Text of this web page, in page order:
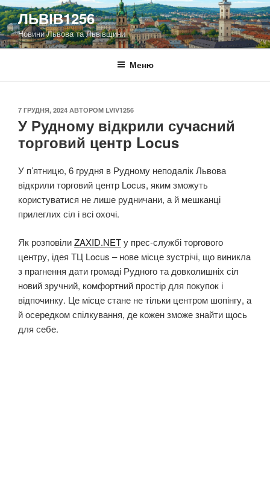
Перейти
до
вмісту
ЛЬВІВ1256
Новини Львова та Львівщини
Меню
ОПУБЛІКОВАНО
7 ГРУДНЯ, 2024 АВТОРОМ LVIV1256
У Рудному відкрили сучасний
торговий центр Locus
У п’ятницю, 6 грудня в Рудному неподалік Львова
відкрили торговий центр Locus, яким зможуть
користуватися не лише рудничани, а й мешканці
прилеглих сіл і всі охочі.
Як розповілиZAXID.NETу прес-службі торгового
центру, ідея ТЦ Locus – нове місце зустрічі, що виникла
з прагнення дати громаді Рудного та довколишніх сіл
новий зручний, комфортний простір для покупок і
відпочинку. Це місце стане не тільки центром шопінгу, а
й осередком спілкування, де кожен зможе знайти щось
для себе.